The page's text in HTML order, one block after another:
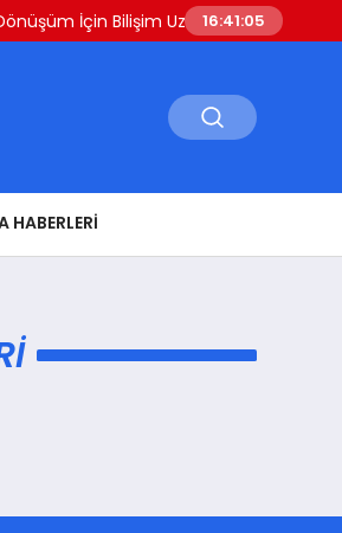
İçin Bilişim Uzmanları Yetiştiriyor
16:41:05
HABERLERI